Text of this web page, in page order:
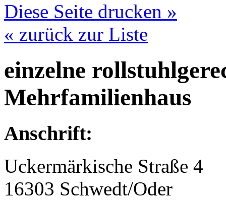
Diese Seite drucken »
« zurück zur Liste
einzelne
Mehrfamilienhaus
Anschrift:
Uckermärkische Straße 4
16303 Schwedt/Oder